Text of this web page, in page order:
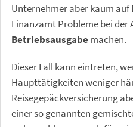
Unternehmer aber kaum auf
Finanzamt Probleme bei der
Betriebsausgabemachen.
Dieser Fall kann eintreten,
Haupttätigkeiten weniger
Reisegepäckversicherung
einer so genannten